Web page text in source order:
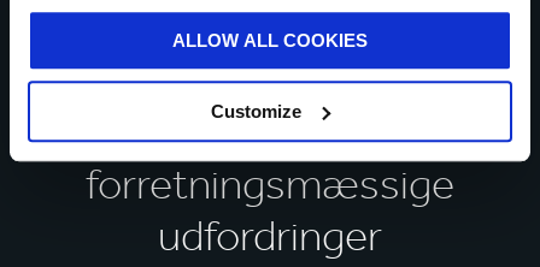
ALLOW ALL COOKIES
Customize
Tal med vores eksperter
om, hvordan vi kan hjælpe
dig med at løse dine
forretningsmæssige
udfordringer